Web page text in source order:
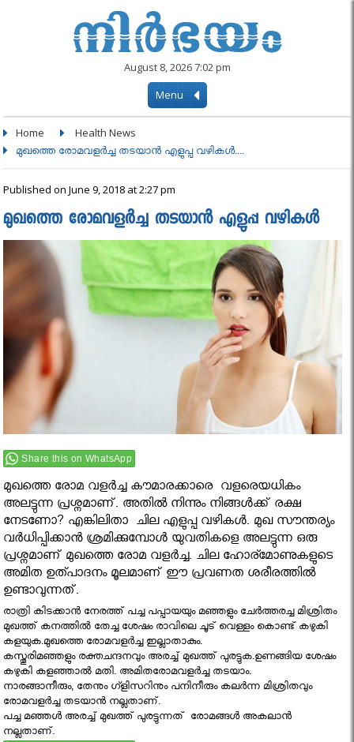
August 8, 2026 7:02 pm
Menu
Home Health News
മുഖത്തെ രോമവളർച്ച തടയാൻ എളുപ്പ വഴികൾ....
Published on June 9, 2018 at 2:27 pm
മുഖത്തെ രോമവളർച്ച തടയാൻ എളുപ്പ വഴികൾ
Share this on WhatsApp
മുഖത്തെ രോമ വളർച്ച കൗമാരക്കാരെ വളരെയധികം
അലട്ടുന്ന പ്രശ്നമാണ്. അതിൽ നിന്നും നിങ്ങൾക്ക് രക്ഷ
നേടണോ? എങ്കിലിതാ ചില എളുപ്പ വഴികൾ. മുഖ സൗന്തര്യം
വർധിപ്പിക്കാൻ ശ്രമിക്കുമ്പോൾ യുവതികളെ അലട്ടുന്ന ഒരു
പ്രശ്നമാണ് മുഖത്തെ രോമ വളർച്ച. ചില ഹോര്മോണുകളുടെ
അമിത ഉത്പാദനം മൂലമാണ് ഈ പ്രവണത ശരീരത്തിൽ
ഉണ്ടാവുന്നത്.
രാത്രി കിടക്കാൻ നേരത്ത് പച്ച പപ്പായയും മഞ്ഞളും ചേര്‍ത്തരച്ച മിശ്രിതം
മുഖത്ത് കനത്തിൽ തേച്ച ശേഷം രാവിലെ ചൂട് വെള്ളം കൊണ്ട് കഴുകി
കളയുക.മുഖത്തെ രോമവളർച്ച ഇല്ലാതാകും.
കസ്തൂരിമഞ്ഞളും രക്തചന്ദനവും അരച്ച് മുഖത്ത് പുരട്ടുക.ഉണങ്ങിയ ശേഷം
കഴുകി കളഞ്ഞാല്‍ മതി. അമിതരോമവളര്‍ച്ച തടയാം.
നാരങ്ങാനീരും, തേനും ഗ്ളിസറിനും പനിനീരും കലര്‍ന്ന മിശ്രിതവും
രോമവളര്‍ച്ച തടയാന്‍ നല്ലതാണ്.
പച്ച മഞ്ഞൾ അരച്ച് മുഖത്ത് പുരട്ടുന്നത് രോമങ്ങൾ അകലാൻ
നല്ലതാണ്.